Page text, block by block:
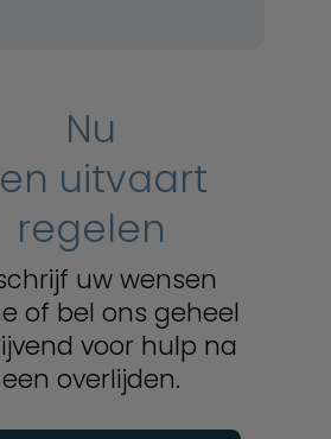
Nu
uitvaart
regelen
uw wensen
of bel ons geheel
voor hulp na
een overlijden.